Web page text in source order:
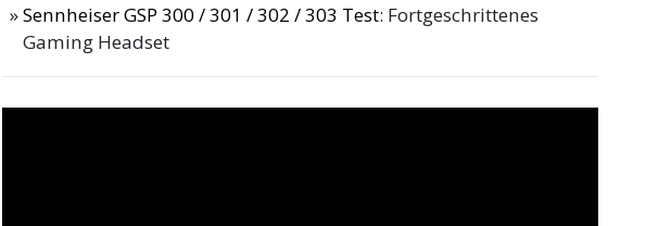
Sennheiser GSP 300 / 301 / 302 / 303 Test: Fortgeschrittenes
Gaming Headset